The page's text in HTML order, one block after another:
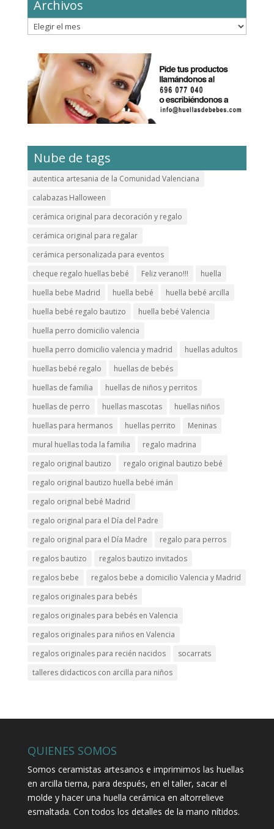
Archivos
Archivos
Nube de tags
autentica artesania de la Comunidad Valenciana
calabazas Halloween
cerámica original para decoración y regalo
cerámica original para regalar
cerámica personalizada para eventos
cheque regalo huellas bebé
Feliz verano!!!
huella
huella bebe Madrid
huella bebé
huella bebé arcilla
huella bebé regalo bautizo
huella bebé Valencia
huella perro domicilio valencia
huella perro domicilio valencia y madrid
huellas adultos
huellas bebé regalo
huellas de bebés
huellas de familia
huellas de niños y perritos
huellas de perro
huellas mascotas
huellas niños
huellas para hermanos
huellas perrito
Meninas
mural huellas toda la familia
regalo madrina
regalo original bautizo
regalo original bautizo bebé
regalo original bautizo huella bebé imán
regalo original bebé Madrid
regalo original para el Día del Padre
regalo original para el Día Madre
regalo para perros
regalos bautizo
regalos bautizo invitados
regalos bebe
regalos bebe a domicilio Valencia y Madrid
regalos originales para bebés
regalos originales para bebés en Valencia
regalos originales para niños en Valencia
regalos originales para recién nacidos
socarrats
talleres didacticos con arcilla para niños
QUIENES SOMOS
Somos ceramistas artesanos e imprimimos las huellas
en arcilla tierna, para después, en el taller, sacar el
molde y hacer una huella cerámica en altorrelieve
esmaltada. Con todos los detalles de la mano nítidos.